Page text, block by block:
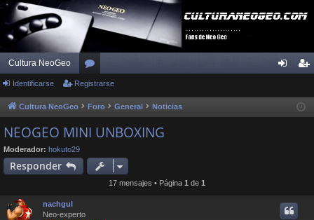
Cultura NeoGeo
or
os ist
Identificarse Registrarse
Cultura NeoGeo Foro General Noticias
NEOGEO MINI UNBOXING
Moderador: hokuto29
Responder
17 mensajes • Página 1 de 1
nachgul
Neo-experto